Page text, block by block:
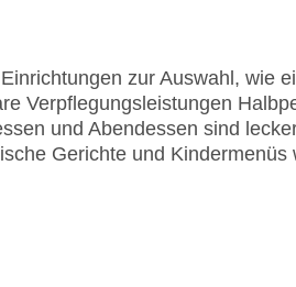
zur Auswahl, wie
Verpflegungsleistungen
und Abendessen sind
Gerichte und Kindermenüs